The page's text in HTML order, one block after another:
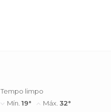
Tempo limpo
Mín.19° Máx.32°